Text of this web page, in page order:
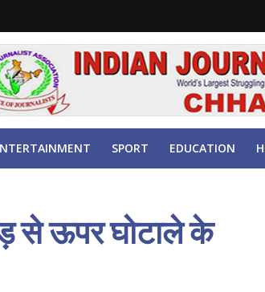
SPORT EDUCATION
से ऊपर घोटाले के